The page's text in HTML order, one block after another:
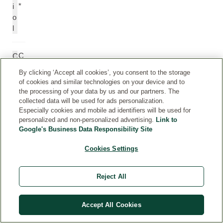
i
o
l
*
CC
al
*
K
in
By clicking ‘Accept all cookies’, you consent to the storage
of cookies and similar technologies on your device and to
the processing of your data by us and our partners. The
collected data will be used for ads personalization.
Especially cookies and mobile ad identifiers will be used for
personalized and non-personalized advertising. Link to
Google's Business Data Responsibility Site
Cookies Settings
Reject All
Accept All Cookies